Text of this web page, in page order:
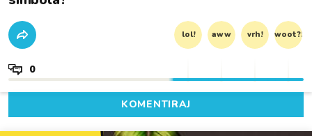
lol! aww vrh! woot?!
0
KOMENTIRAJ